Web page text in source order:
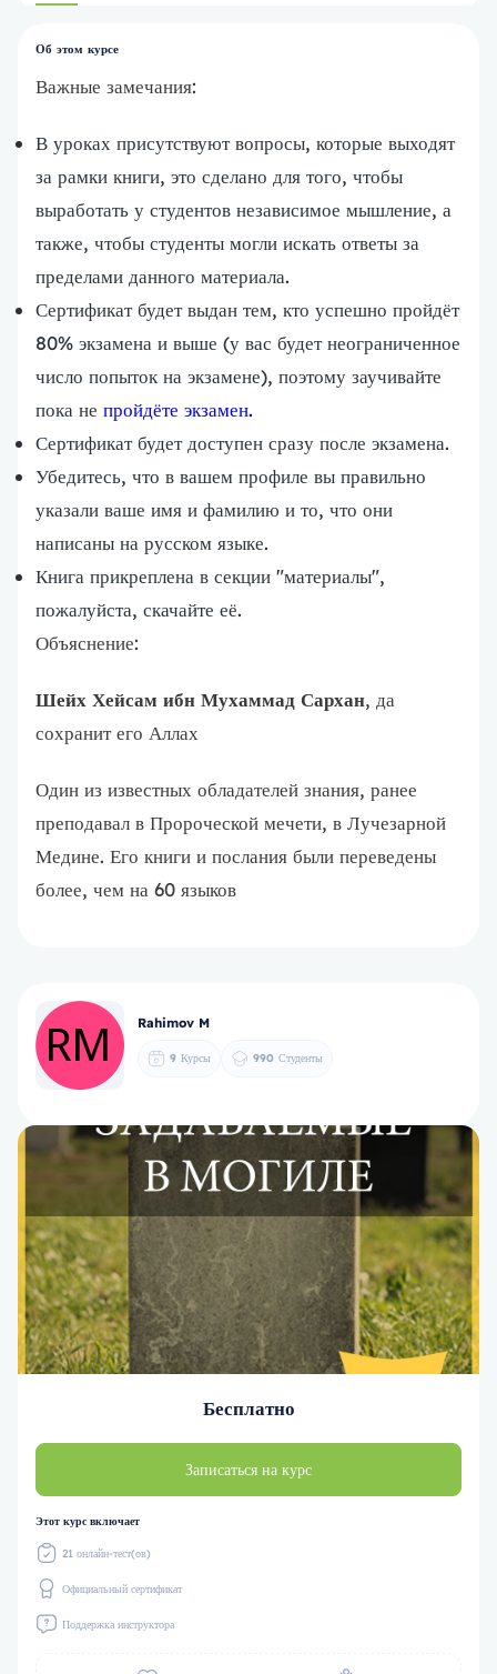
Об этом курсе
Важные замечания:
В уроках присутствуют вопросы, которые выходят
за рамки книги, это сделано для того, чтобы
выработать у студентов независимое мышление, а
также, чтобы студенты могли искать ответы за
пределами данного материала.
Сертификат будет выдан тем, кто успешно пройдёт
80% экзамена и выше (у вас будет неограниченное
число попыток на экзамене), поэтому заучивайте
пока не пройдёте экзамен.
Сертификат будет доступен сразу после экзамена.
Убедитесь, что в вашем профиле вы правильно
указали ваше имя и фамилию и то, что они
написаны на русском языке.
Книга прикреплена в секции "материалы",
пожалуйста, скачайте её.
Объяснение:
Шейх Хейсам ибн Мухаммад Сархан, да
сохранит его Аллах
Один из известных обладателей знания, ранее
преподавал в Пророческой мечети, в Лучезарной
Медине. Его книги и послания были переведены
более, чем на 60 языков
Rahimov M
9 Курсы 990 Студенты
Бесплатно
Записаться на курс
Этот курс включает
21 онлайн-тест(ов)
Официальный сертификат
Поддержка инструктора